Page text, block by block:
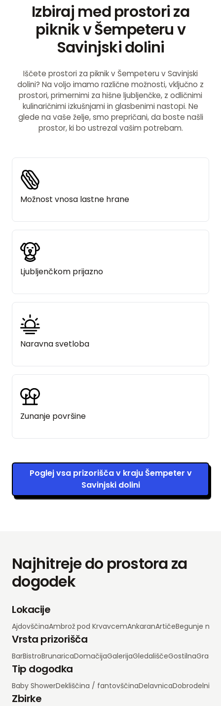
Izbiraj med prostori za
piknik v Šempeteru v
Savinjski dolini
Iščete prostori za piknik v Šempeteru v Savinjski
dolini? Na voljo imamo različne možnosti, vključno z
prostori, primernimi za hišne ljubljenčke, z odličnimi
kulinaričnimi izkušnjami in glasbenimi nastopi. Ne
glede na vaše želje, smo prepričani, da boste našli
prostor, ki bo ustrezal vašim potrebam.
Možnost vnosa lastne hrane
Ljubljenčkom prijazno
Naravna svetloba
Zunanje površine
Poglej vsa prizorišča v kraju Šempeter v
Savinjski dolini
Najhitreje do prostora za
dogodek
Lokacije
AjdovščinaAmbrož pod KrvavcemAnkaranArtičeBegunje na
Vrsta prizorišča
BarBistroBrunaricaDomačijaGalerijaGledališčeGostilnaGrad
Tip dogodka
Baby ShowerDekliščina / fantovščinaDelavnicaDobrodelni
Zbirke